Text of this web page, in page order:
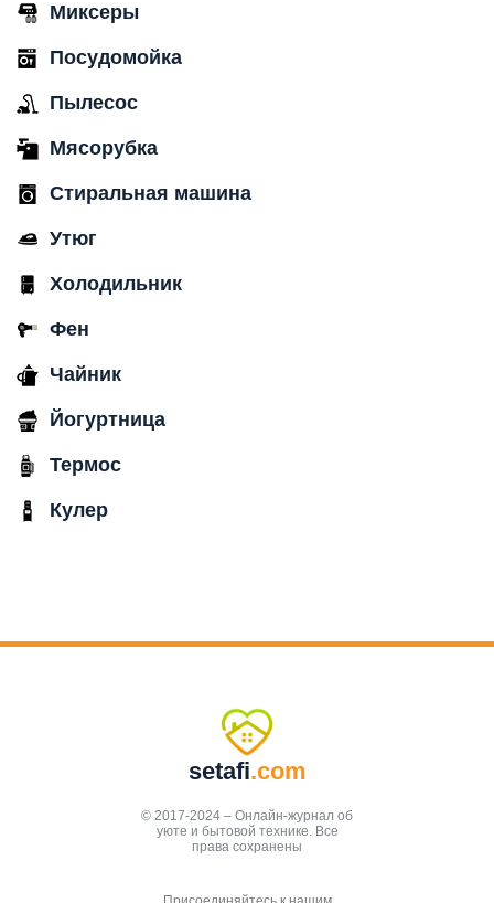
Миксеры
Посудомойка
Пылесос
Мясорубка
Стиральная машина
Утюг
Холодильник
Фен
Чайник
Йогуртница
Термос
Кулер
setafi.com
© 2017-2024 – Онлайн-журнал об
уюте и бытовой технике. Все
права сохранены